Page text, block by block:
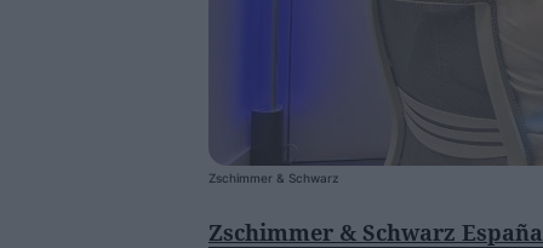
Zschimmer & Schwarz
Zschimmer & Schwarz España